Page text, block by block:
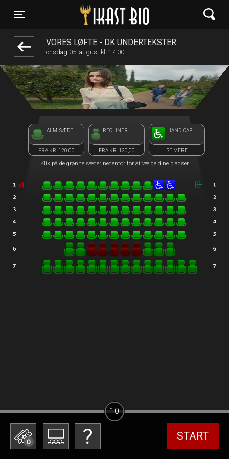
Toggle navigation
Ikast Bio
VORES LØFTE - DK UNDERTEKSTER
onsdag 05. august kl. 17:00
ALM. SÆDE
FRA KR. 120,00
RECLINER
FRA KR. 120,00
HANDICAP
SE MERE
Klik på de grønne sæder nedenfor for at vælge dine pladser
0 START
10
front03-cc 103033